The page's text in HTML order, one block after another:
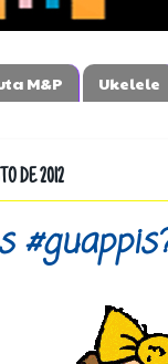
M&P
Ukelele
DE 2012